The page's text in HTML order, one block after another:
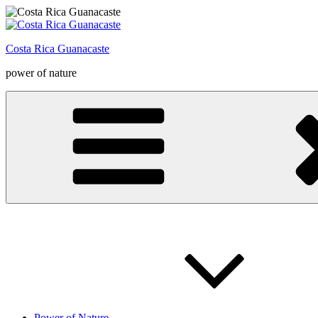
Zum
Inhalt
Costa Rica Guanacaste
power of nature